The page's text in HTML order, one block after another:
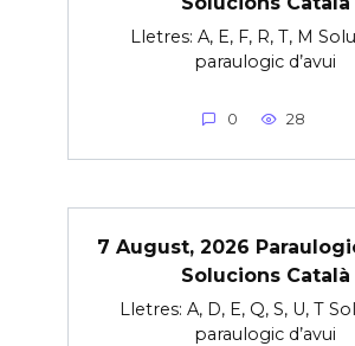
Lletres: A, E, F, R, T, M
paraulogic d’avui
0 28
7 August, 2026
Solucions Català
Lletres: A, D, E, Q, S, U, T
paraulogic d’avui